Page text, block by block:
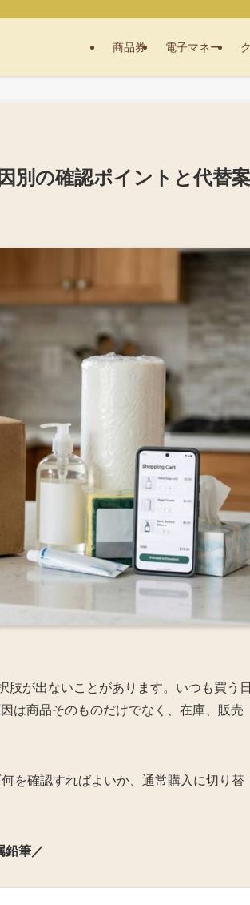
商品券 電子マネー
別の確認ポイントと代替案
肢が出ないことがあります。いつも買う
は商品そのものだけでなく、在庫、販売
を確認すればよいか、通常購入に切り替
鉛筆／